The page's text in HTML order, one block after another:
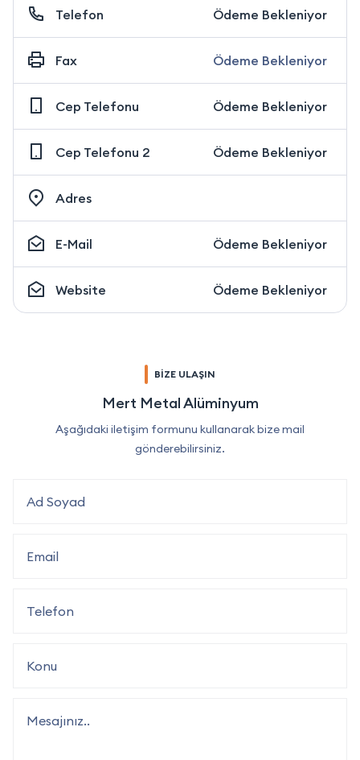
Telefon Ödeme Bekleniyor
Fax Ödeme Bekleniyor
Cep Telefonu Ödeme Bekleniyor
Cep Telefonu 2 Ödeme Bekleniyor
Adres
E-Mail Ödeme Bekleniyor
Website Ödeme Bekleniyor
BİZE ULAŞIN
Mert Metal Alüminyum
Aşağıdaki iletişim formunu kullanarak bize mail
gönderebilirsiniz.